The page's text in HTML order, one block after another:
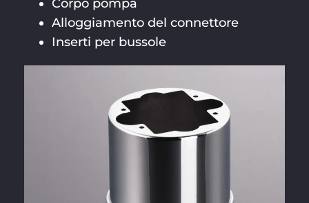
Corpo pompa
Alloggiamento del connettore
Inserti per bussole